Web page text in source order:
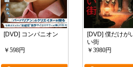
[DVD] コンパニオン
￥598円
[DVD] 僕だけが
い街
￥3980円